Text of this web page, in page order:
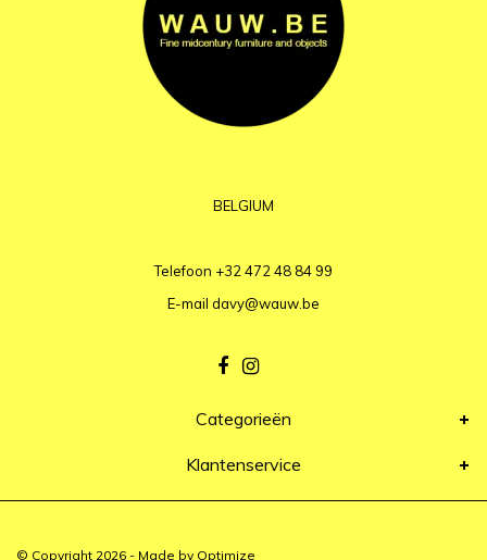
BELGIUM
Telefoon +32 472 48 84 99
E-mail davy@wauw.be
Categorieën
Klantenservice
© Copyright 2026 - Made by Optimize